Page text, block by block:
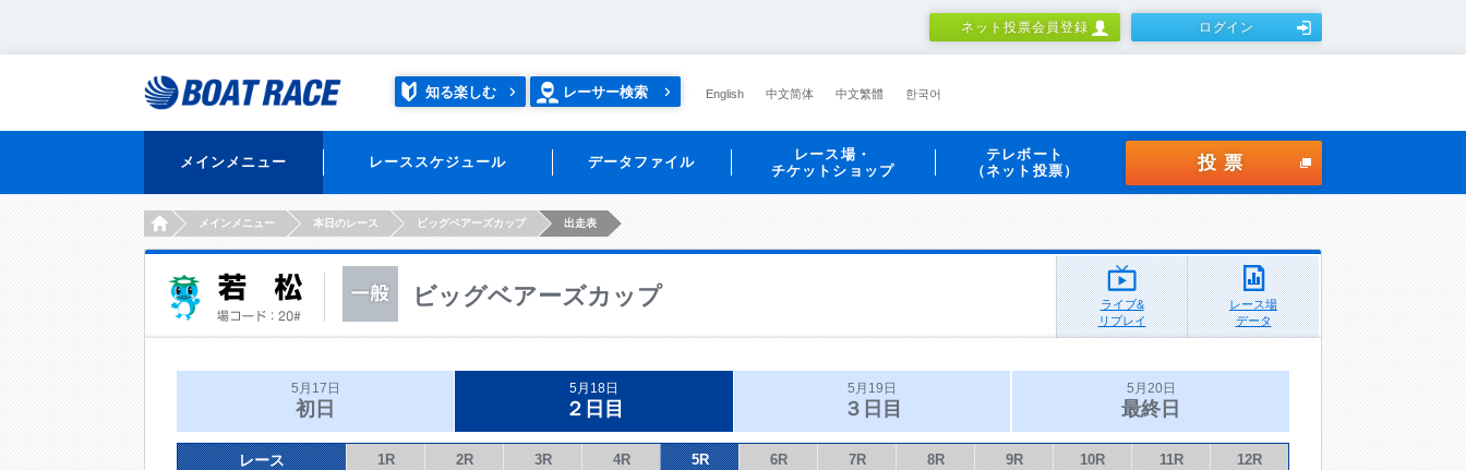
ネット投票会員登録 ログイン
知る楽しむ レーサー検索 English 中文简体 中文繁體 한국어
メインメニュー レーススケジュール データファイル
レース場・
チケットショップ
テレボート
（ネット投票）
投票
HOMEメインメニュー 本日のレース ビッグベアーズカップ 出走表
ビッグベアーズカップ
ライブ&
リプレイ
レース場
データ
5月17日
初日
5月18日
２日目
5月19日
３日目
5月20日
最終日
レース 1R 2R 3R 4R 5R 6R 7R 8R 9R 10R 11R 12R